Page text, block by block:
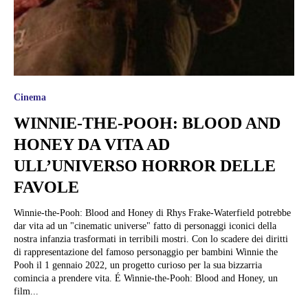
Cinema
WINNIE-THE-POOH: BLOOD AND
HONEY DA VITA AD
ULL’UNIVERSO HORROR DELLE
FAVOLE
Winnie-the-Pooh: Blood and Honey di Rhys Frake-Waterfield potrebbe
dar vita ad un "cinematic universe" fatto di personaggi iconici della
nostra infanzia trasformati in terribili mostri. Con lo scadere dei diritti
di rappresentazione del famoso personaggio per bambini Winnie the
Pooh il 1 gennaio 2022, un progetto curioso per la sua bizzarria
comincia a prendere vita. É Winnie-the-Pooh: Blood and Honey, un
film...